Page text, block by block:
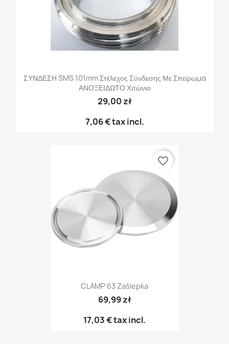
ΣΥΝΔΕΣΗ SMS 101mm Στέλεχος Σύνδεσης Με Σπείρωμα
ΑΝΟΞΕΙΔΩΤΟ Χιτώνιο
29,00 zł
7,06 €tax incl.
CLAMP 63 Zaślepka
69,99 zł
17,03 €tax incl.
favorite_border